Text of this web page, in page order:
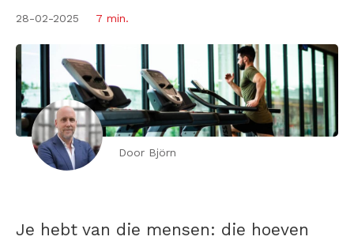
28-02-2025 7 min.
Door Björn
Je hebt van die mensen: die hoeven